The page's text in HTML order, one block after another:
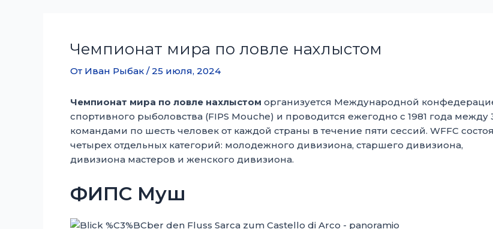
Чемпионат мира по ловле нахлыстом
От Иван Рыбак /25 июля, 2024
Чемпионат мира по ловле нахлыстом организуется Международной
спортивного рыболовства (FIPS Mouche) и проводится ежегодно с 1981 года между
командами по шесть человек от каждой страны в течение пяти сессий. WFFC
четырех отдельных категорий: молодежного дивизиона, старшего дивизиона,
дивизиона мастеров и женского дивизиона.
ФИПС Муш